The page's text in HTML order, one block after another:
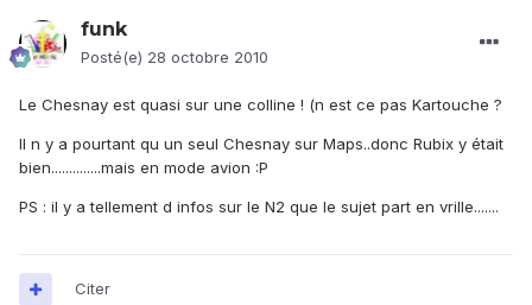
funk
Posté(e) 28 octobre 2010
Le Chesnay est quasi sur une colline ! (n est ce pas Kartouche ?
Il n y a pourtant qu un seul Chesnay sur Maps..donc Rubix y était
bien..............mais en mode avion :P
PS : il y a tellement d infos sur le N2 que le sujet part en vrille.......
Citer